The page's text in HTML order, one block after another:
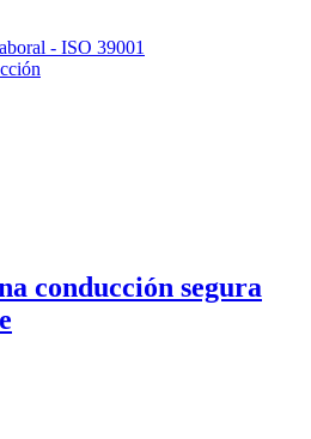
- ISO 39001
conducción segura